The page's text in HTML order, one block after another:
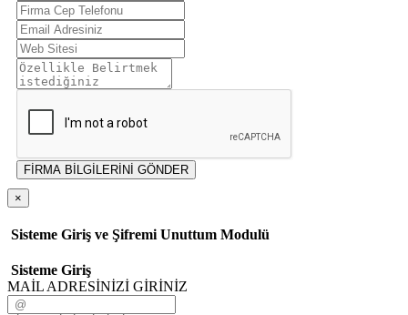
FİRMA BİLGİLERİNİ GÖNDER
×
Sisteme Giriş ve Şifremi Unuttum Modulü
Sisteme Giriş
MAİL ADRESİNİZİ GİRİNİZ